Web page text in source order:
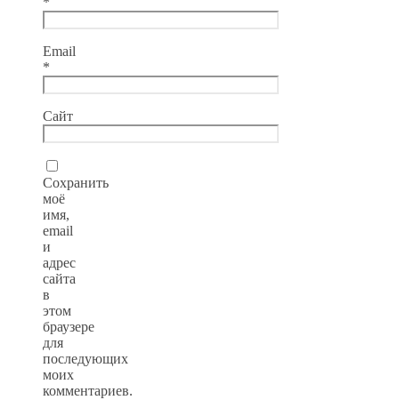
Email
*
Сайт
Сохранить
моё
имя,
email
и
адрес
сайта
в
этом
браузере
для
последующих
моих
комментариев.